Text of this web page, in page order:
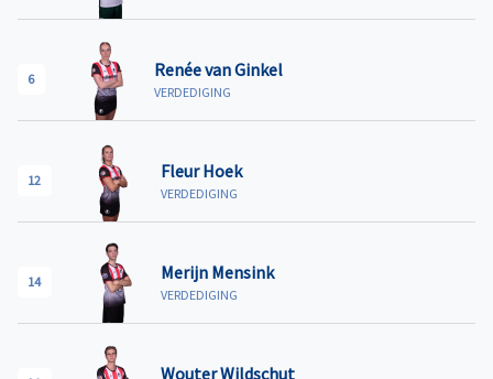
6 Renée van Ginkel
VERDEDIGING
12 Fleur Hoek
VERDEDIGING
14 Merijn Mensink
VERDEDIGING
Wouter Wildschut